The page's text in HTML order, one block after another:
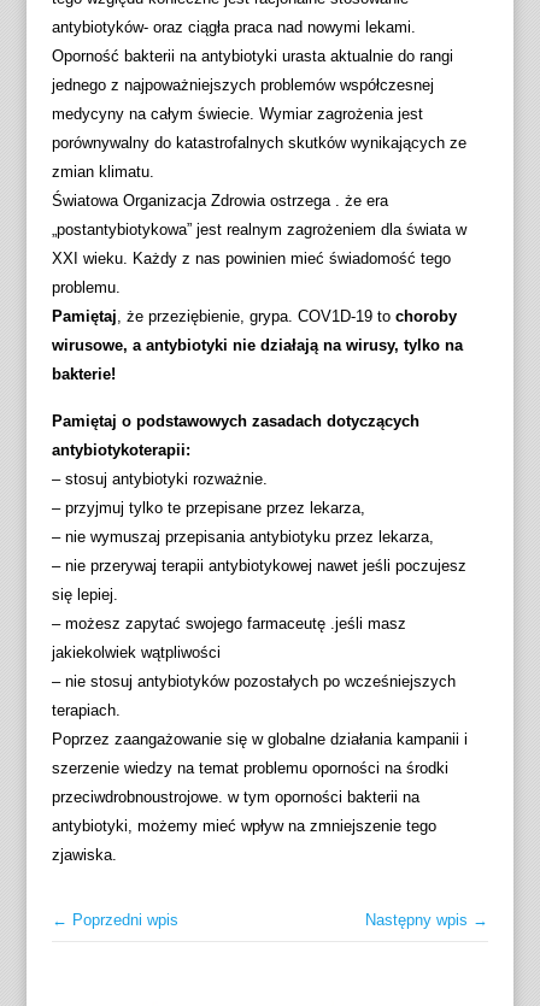
antybiotyków- oraz ciągła praca nad nowymi lekami.
Oporność bakterii na antybiotyki urasta aktualnie do rangi
jednego z najpoważniejszych problemów współczesnej
medycyny na całym świecie. Wymiar zagrożenia jest
porównywalny do katastrofalnych skutków wynikających ze
zmian klimatu.
Światowa Organizacja Zdrowia ostrzega . że era
„postantybiotykowa” jest realnym zagrożeniem dla świata w
XXI wieku. Każdy z nas powinien mieć świadomość tego
problemu.
Pamiętaj, że przeziębienie, grypa. COV1D-19 to choroby
wirusowe, a antybiotyki nie działają na wirusy, tylko na
bakterie!
Pamiętaj o podstawowych zasadach dotyczących
antybiotykoterapii:
– stosuj antybiotyki rozważnie.
– przyjmuj tylko te przepisane przez lekarza,
– nie wymuszaj przepisania antybiotyku przez lekarza,
– nie przerywaj terapii antybiotykowej nawet jeśli poczujesz
się lepiej.
– możesz zapytać swojego farmaceutę .jeśli masz
jakiekolwiek wątpliwości
– nie stosuj antybiotyków pozostałych po wcześniejszych
terapiach.
Poprzez zaangażowanie się w globalne działania kampanii i
szerzenie wiedzy na temat problemu oporności na środki
przeciwdrobnoustrojowe. w tym oporności bakterii na
antybiotyki, możemy mieć wpływ na zmniejszenie tego
zjawiska.
← Poprzedni wpis Następny wpis →